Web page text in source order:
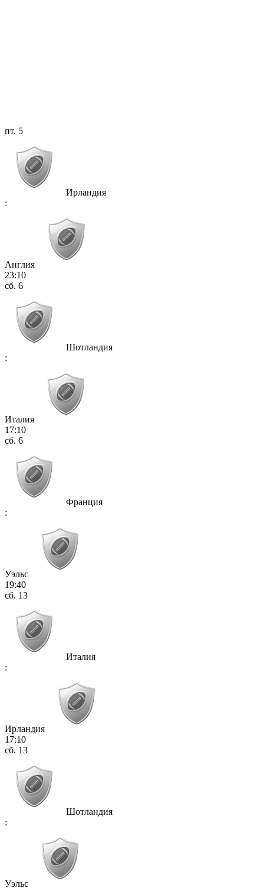
пт. 5
Ирландия
:
Англия
23:10
сб. 6
Шотландия
:
Италия
17:10
сб. 6
Франция
:
Уэльс
19:40
сб. 13
Италия
:
Ирландия
17:10
сб. 13
Шотландия
:
Уэльс